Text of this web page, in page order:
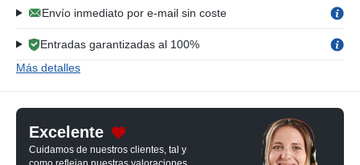
Envío inmediato por e-mail sin coste
Entradas garantizadas al 100%
Más detalles
Excelente
Cuidamos de nuestros clientes, tal y